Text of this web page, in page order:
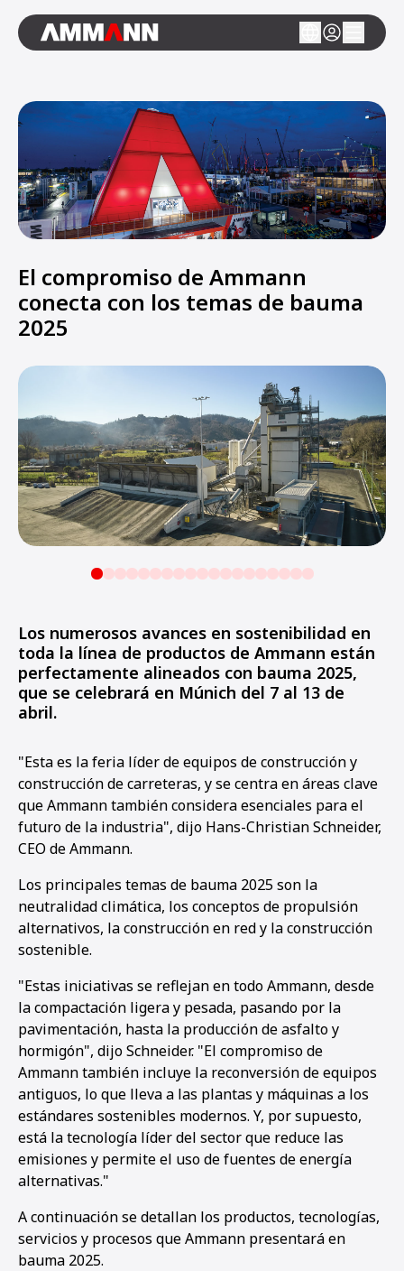
El compromiso de Ammann
conecta con los temas de bauma
2025
Los numerosos avances en sostenibilidad en
toda la línea de productos de Ammann están
perfectamente alineados con bauma 2025,
que se celebrará en Múnich del 7 al 13 de
abril.
"Esta es la feria líder de equipos de construcción y
construcción de carreteras, y se centra en áreas clave
que Ammann también considera esenciales para el
futuro de la industria", dijo Hans-Christian Schneider,
CEO de Ammann.
Los principales temas de bauma 2025 son la
neutralidad climática, los conceptos de propulsión
alternativos, la construcción en red y la construcción
sostenible.
"Estas iniciativas se reflejan en todo Ammann, desde
la compactación ligera y pesada, pasando por la
pavimentación, hasta la producción de asfalto y
hormigón", dijo Schneider. "El compromiso de
Ammann también incluye la reconversión de equipos
antiguos, lo que lleva a las plantas y máquinas a los
estándares sostenibles modernos. Y, por supuesto,
está la tecnología líder del sector que reduce las
emisiones y permite el uso de fuentes de energía
alternativas."
A continuación se detallan los productos, tecnologías,
servicios y procesos que Ammann presentará en
bauma 2025.